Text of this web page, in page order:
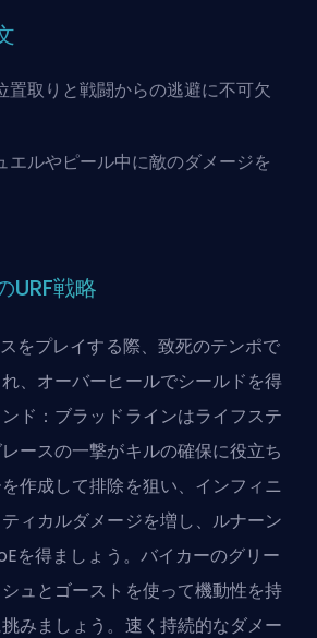
置取りと戦闘からの逃避に不可欠
エルやピール中に敵のダメージを
URF戦略
をプレイする際、致死のテンポで
、オーバーヒールでシールドを得
ド：ブラッドラインはライフステ
ースの一撃がキルの確保に役立ち
作成して排除を狙い、インフィニ
ィカルダメージを増し、ルナーン
を得ましょう。バイカーのグリー
ュとゴーストを使って機動性を持
みましょう。速く持続的なダメー